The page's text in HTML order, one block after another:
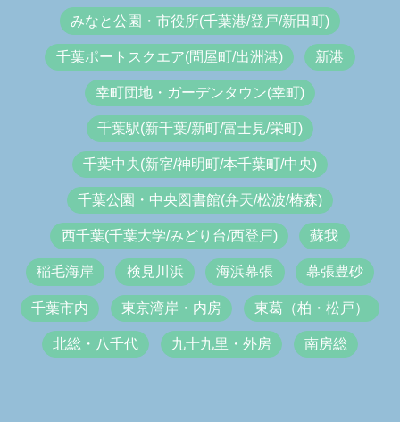
みなと公園・市役所(千葉港/登戸/新田町)
千葉ポートスクエア(問屋町/出洲港) 新港
幸町団地・ガーデンタウン(幸町)
千葉駅(新千葉/新町/富士見/栄町)
千葉中央(新宿/神明町/本千葉町/中央)
千葉公園・中央図書館(弁天/松波/椿森)
西千葉(千葉大学/みどり台/西登戸) 蘇我
稲毛海岸 検見川浜 海浜幕張 幕張豊砂
千葉市内 東京湾岸・内房 東葛（柏・松戸）
北総・八千代 九十九里・外房 南房総